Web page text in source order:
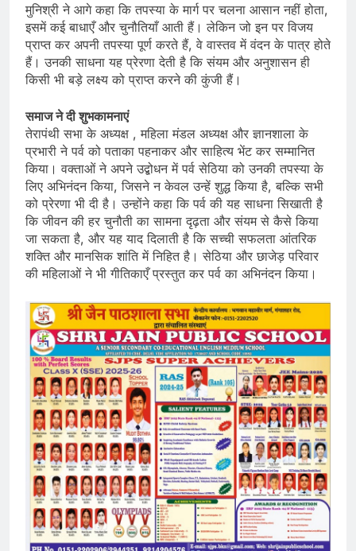
मुनिश्री ने आगे कहा कि तपस्या के मार्ग पर चलना आसान नहीं होता,
इसमें कई बाधाएँ और चुनौतियाँ आती हैं। लेकिन जो इन पर विजय
प्राप्त कर अपनी तपस्या पूर्ण करते हैं, वे वास्तव में वंदन के पात्र होते
हैं। उनकी साधना यह प्रेरणा देती है कि संयम और अनुशासन ही
किसी भी बड़े लक्ष्य को प्राप्त करने की कुंजी हैं।
समाज ने दी शुभकामनाएं
तेरापंथी सभा के अध्यक्ष , महिला मंडल अध्यक्ष और ज्ञानशाला के
प्रभारी ने पर्व को पताका पहनाकर और साहित्य भेंट कर सम्मानित
किया। वक्ताओं ने अपने उद्बोधन में पर्व सेठिया को उनकी तपस्या के
लिए अभिनंदन किया, जिसने न केवल उन्हें शुद्ध किया है, बल्कि सभी
को प्रेरणा भी दी है। उन्होंने कहा कि पर्व की यह साधना सिखाती है
कि जीवन की हर चुनौती का सामना दृढ़ता और संयम से कैसे किया
जा सकता है, और यह याद दिलाती है कि सच्ची सफलता आंतरिक
शक्ति और मानसिक शांति में निहित है। सेठिया और छाजेड़ परिवार
की महिलाओं ने भी गीतिकाएँ प्रस्तुत कर पर्व का अभिनंदन किया।